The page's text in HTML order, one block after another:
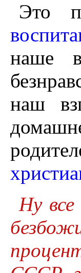
Это
наше
наш
Ну